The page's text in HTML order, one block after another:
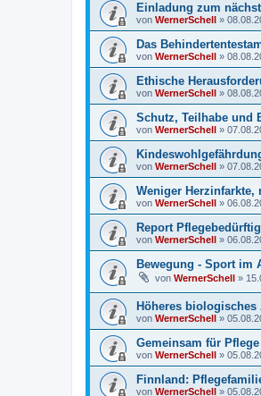
Einladung zum
von WernerSchell »
Das
von WernerSchell »
Ethische
von WernerSchell »
Schutz, Teilhabe und
von WernerSchell »
von WernerSchell »
Weniger Herzinfarkte,
von WernerSchell »
Report
von WernerSchell »
Bewegung - Sport im
von WernerSchell »
Höheres
von WernerSchell »
Gemeinsam für
von WernerSchell »
Finnland:
von WernerSchell »